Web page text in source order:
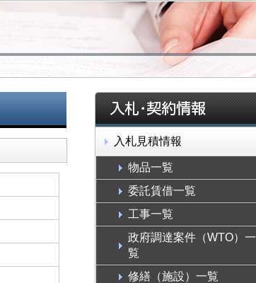
入札見積情報
物品一覧
委託賃借一覧
工事一覧
政府調達案件（WTO）一
覧
修繕（施設）一覧